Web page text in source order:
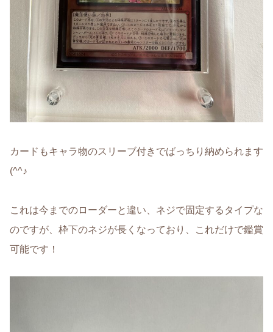
カードもキャラ物のスリーブ付きでばっちり納められます
(^^♪
これは今までのローダーと違い、ネジで固定するタイプな
のですが、枠下のネジが長くなっており、これだけで鑑賞
可能です！